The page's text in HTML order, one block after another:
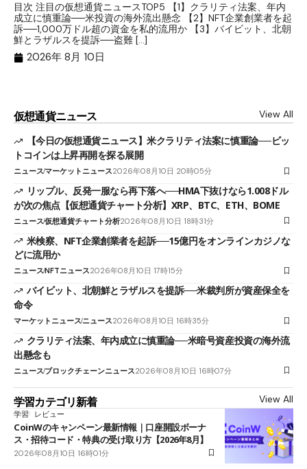
目次 注目の仮想通貨ニュースTOP5 【1】クラリティ法案、年内
成立に慎重論──米投資の海外流出懸念 【2】NFT企業創業者を起
訴──1,000万ドル超の資金を私的流用か 【3】バイビット、北朝
鮮とラザルスを提訴──盗難 […]
2026年 8月 10日
仮想通貨ニュース View All
【今日の仮想通貨ニュース】米クラリティ法案に慎重論──ビッ
トコインは上昇再開を探る展開
ニュースマーケットニュース2026年08月10日 20時05分
リップル、反発一服なら再下落へ──HMA下抜けなら1.008ドル
が次の焦点【仮想通貨チャート分析】XRP、BTC、ETH、BOME
ニュース仮想通貨チャート分析2026年08月10日 18時31分
米検察、NFT企業創業者を起訴──15億円をオンラインカジノな
どに流用か
ニュースNFTニュース2026年08月10日 17時15分
バイビット、北朝鮮とラザルスを提訴──米裁判所が資産保全を
命令
マーケットニュースニュース2026年08月10日 16時35分
クラリティ法案、年内成立に慎重論──米暗号資産投資の海外流
出懸念も
ニュースブロックチェーンニュース2026年08月10日 16時07分
学習カテゴリ新着 View All
学習 レビュー
CoinWのキャンペーン最新情報｜口座開設ボーナ
ス・招待コード・特典の受け取り方【2026年8月】
2026年08月10日 16時01分